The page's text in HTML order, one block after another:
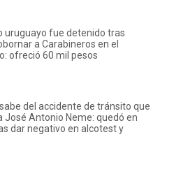
uruguayo fue detenido tras
a Carabineros en el
ofreció 60 mil pesos
sabe del accidente de tránsito que
José Antonio Neme: quedó en
dar negativo en alcotest y